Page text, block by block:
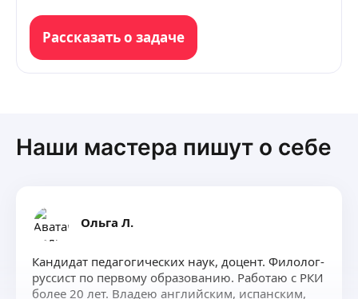
Рассказать о задаче
Наши мастера пишут о себе
Ольга Л.
Кандидат педагогических наук, доцент. Филолог-
руссист по первому образованию. Работаю с РКИ
более 20 лет. Владею английским, испанским,